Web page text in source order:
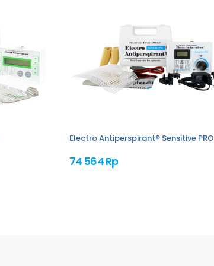
Electro Antiperspirant® Sensitive PRO
74 564 Rp